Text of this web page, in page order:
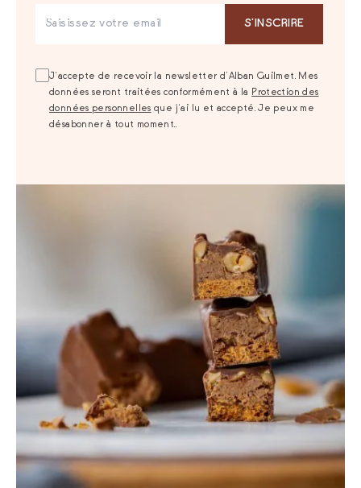
S‘INSCRIRE
J‘accepte de recevoir la newsletter d’Alban Guilmet. Mes
données seront traitées conformément à la Protection des
données personnelles que j‘ai lu et accepté. Je peux me
désabonner à tout moment..